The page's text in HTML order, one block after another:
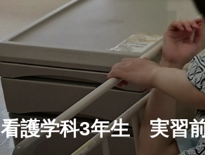
看護学科3年生 実習